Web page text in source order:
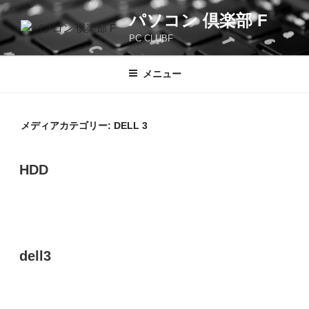
コ
ン
テ
ン
パソコン 倶楽部 F
PC CLUBF
メニュー
メディアカテゴリー: DELL 3
HDD
dell3